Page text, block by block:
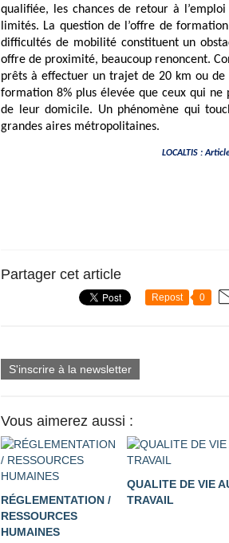
qualifiée, les chances de retour à
limités. La question de l’offre de
difficultés de mobilité constituent un
offre de proximité, beaucoup renoncent.
prêts à effectuer un trajet de 20 km ou
formation 8% plus élevée que ceux qui
de leur domicile. Un phénomène qui
grandes aires métropolitaines.
LOCALTIS :
Partager cet article
Repost 0
S'inscrire à la newsletter
Vous aimerez aussi :
RÉGLEMENTATION /
RESSOURCES
HUMAINES
QUALITE DE VIE
TRAVAIL